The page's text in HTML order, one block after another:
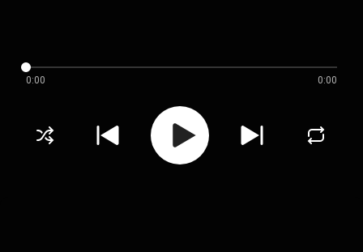
0:00 0:00